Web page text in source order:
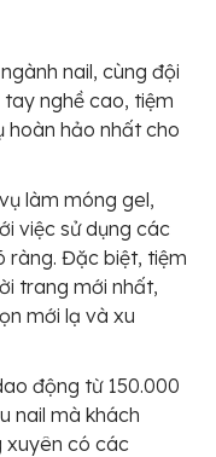
nail, cùng đội
nghề cao, tiệm
hoàn hảo nhất cho
làm móng gel,
việc sử dụng các
ràng. Đặc biệt, tiệm
trang mới nhất,
mới lạ và xu
động từ 150.000
nail mà khách
xuyên có các